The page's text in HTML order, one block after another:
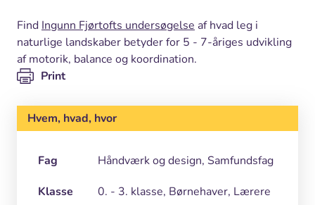
Find Ingunn Fjørtofts undersøgelse af hvad leg i
naturlige landskaber betyder for 5 - 7-åriges udvikling
af motorik, balance og koordination.
Print
Hvem, hvad, hvor
Fag
Håndværk og design, Samfundsfag
Klasse
0. - 3. klasse, Børnehaver, Lærere